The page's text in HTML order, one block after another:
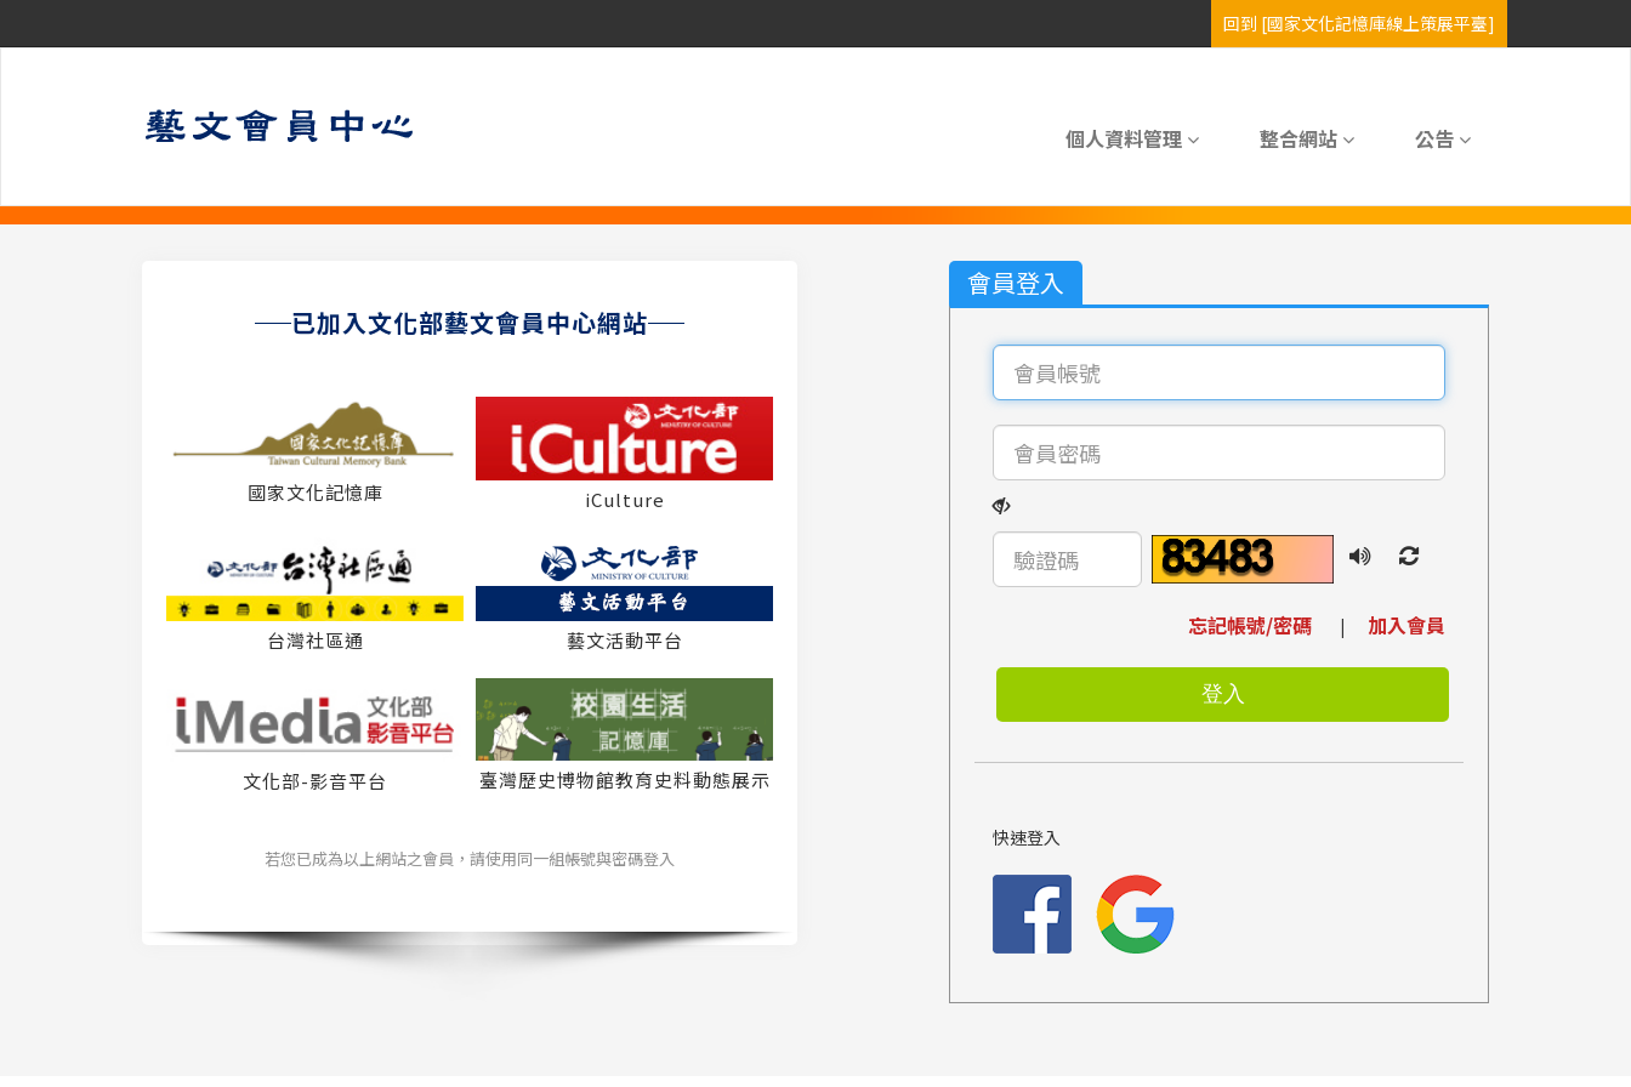
個人資料管理 整合網站 公告
會員登入
忘記帳號/密碼 | 加入會員
快速登入
已加入文化部藝文會員中心網站
國家文化記憶庫 iCulture
台灣社區通 藝文活動平台
文化部-影音平台
臺灣歷史博物館教育史料動態展示
若您已成為以上網站之會員，請使用同一組帳號與密碼登入